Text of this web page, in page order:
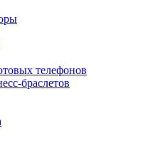
телефонов
браслетов